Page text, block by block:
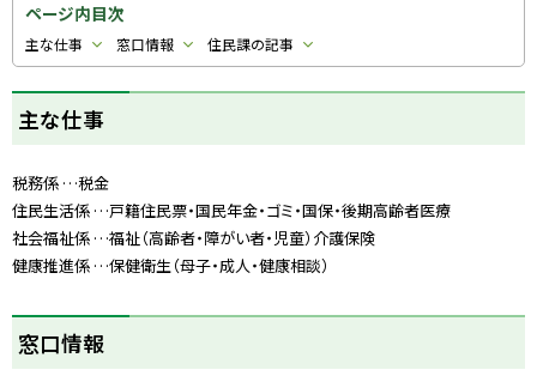
ページ内目次
主な仕事 窓口情報 住民課の記事
主な仕事
税務係 …税金
住民生活係 …戸籍住民票・国民年金・ゴミ・国保・後期高齢者医療
社会福祉係 …福祉（高齢者・障がい者・児童）介護保険
健康推進係 …保健衛生（母子・成人・健康相談）
ッ窓口情報